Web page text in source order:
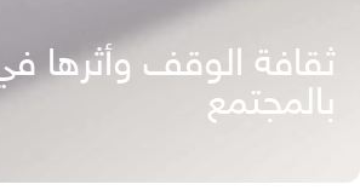
ثقافة الوقف وأثرها
بالمجتمع